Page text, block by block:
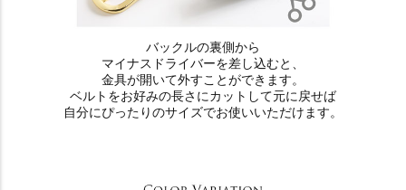
バックルの裏側から
マイナスドライバーを差し込むと、
金具が開いて外すことができます。
ベルトをお好みの長さにカットして元に戻せば
自分にぴったりのサイズでお使いいただけます。